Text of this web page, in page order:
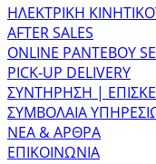
ΗΛΕΚΤΡΙΚΗ
AFTER SALES
ONLINE ΡΑΝΤΕΒΟΥ
PICK-UP DELIVERY
ΣΥΝΤΗΡΗΣΗ |
ΣΥΜΒΟΛΑΙΑ
ΝΕΑ & ΑΡΘΡΑ
ΕΠΙΚΟΙΝΩΝΙΑ